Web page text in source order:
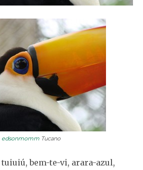
edsonmomm Tucano
tuiuiú, bem-te-vi, arara-azul,